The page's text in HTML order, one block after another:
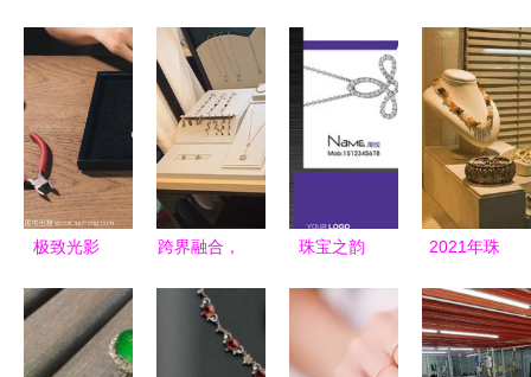
极致光影
售橱窗的艺
术
跨界融合，
织莺女装携
手戴呗珠宝
珠宝之韵
的名片哲学
2021年珠
项目市场分
析